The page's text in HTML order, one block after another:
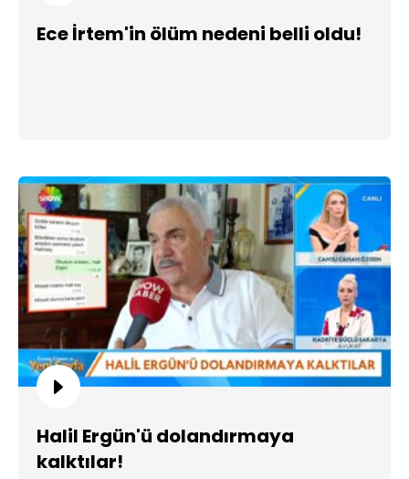
Ece İrtem'in ölüm nedeni belli oldu!
Halil Ergün'ü dolandırmaya
kalktılar!